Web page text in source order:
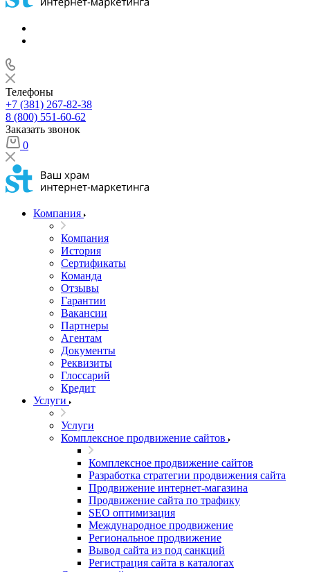
Телефоны
+7 (381) 267-82-38
8 (800) 551-60-62
Заказать звонок
0
Компания
Компания
История
Сертификаты
Команда
Отзывы
Гарантии
Вакансии
Партнеры
Агентам
Документы
Реквизиты
Глоссарий
Кредит
Услуги
Услуги
Комплексное продвижение сайтов
Комплексное продвижение сайтов
Разработка стратегии продвижения сайта
Продвижение интернет-магазина
Продвижение сайта по трафику
SEO оптимизация
Международное продвижение
Региональное продвижение
Вывод сайта из под санкций
Регистрация сайта в каталогах